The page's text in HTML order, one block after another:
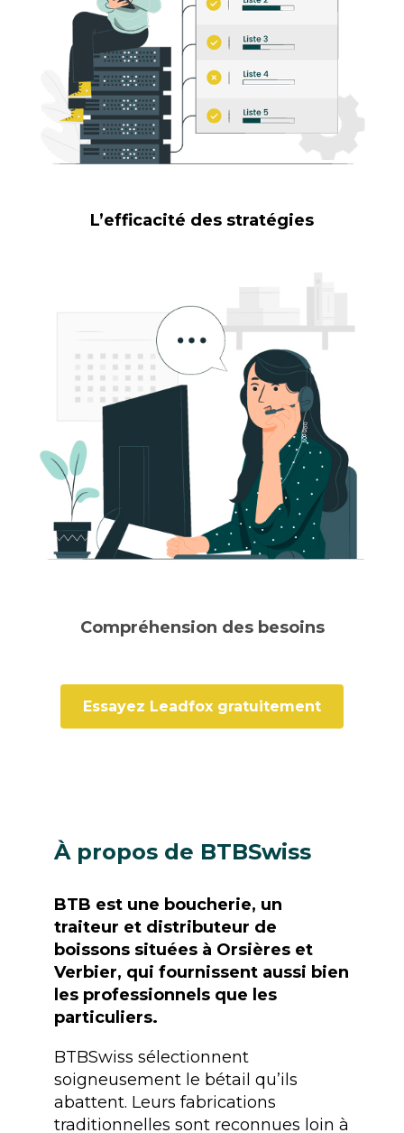
L’efficacité des stratégies
Compréhension des besoins
Essayez Leadfox gratuitement
À propos de BTBSwiss
BTB est une boucherie, un
traiteur et distributeur de
boissons situées à Orsières et
Verbier, qui fournissent aussi bien
les professionnels que les
particuliers.
BTBSwiss sélectionnent
soigneusement le bétail qu’ils
abattent. Leurs fabrications
traditionnelles sont reconnues loin à